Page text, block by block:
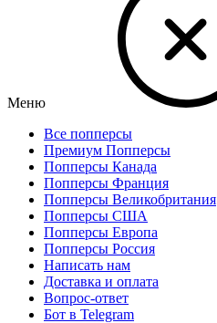
Меню
Все попперсы
Премиум Попперсы
Попперсы Канада
Попперсы Франция
Попперсы Великобритания
Попперсы США
Попперсы Европа
Попперсы Россия
Написать нам
Доставка и оплата
Вопрос-ответ
Бот в Telegram